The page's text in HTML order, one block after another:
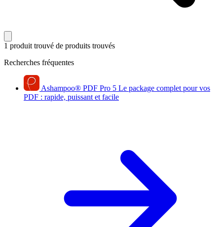
1 produit trouvé de produits trouvés
Recherches fréquentes
Ashampoo® PDF Pro 5 Le package complet pour vos
PDF : rapide, puissant et facile